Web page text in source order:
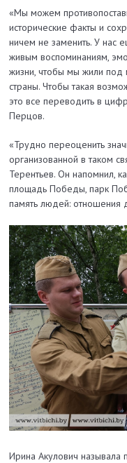
«Мы можем
исторические факты и
ничем не заменить. У нас
живым воспоминаниям,
жизни, чтобы мы жили
страны. Чтобы такая
это все переводить в
Перцов.
«Трудно переоценить
организованной в таком
Терентьев. Он напомнил,
площадь Победы, парк
память людей: отношения
Ирина Акулович называла